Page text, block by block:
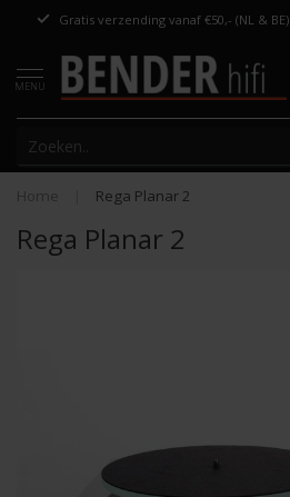
Gratis verzending vanaf €50,- (NL & BE)
MENU
Home Rega Planar 2
Rega Planar 2